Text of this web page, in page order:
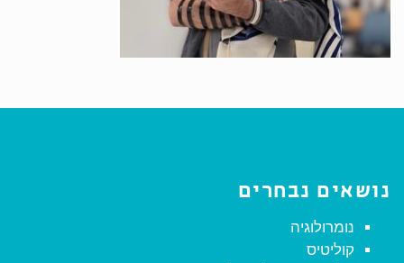
נושאים נבחרים
נומרולוגיה
קוליטיס